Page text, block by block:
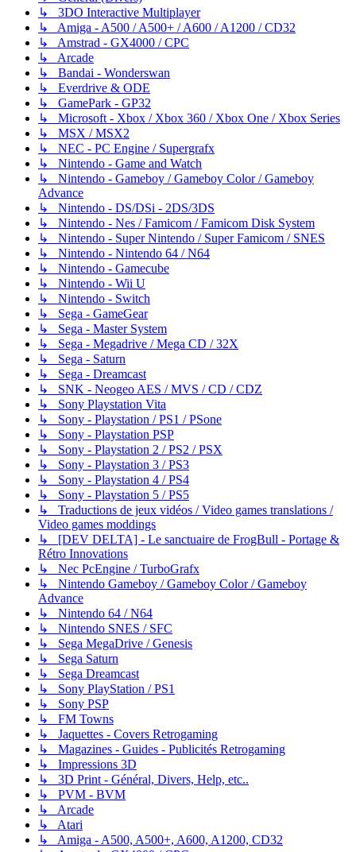
↳ 3DO Interactive Multiplayer
↳ Amiga - A500 / A500+ / A600 / A1200 / CD32
↳ Amstrad - GX4000 / CPC
↳ Arcade
↳ Bandai - Wonderswan
↳ Everdrive & ODE
↳ GamePark - GP32
↳ Microsoft - Xbox / Xbox 360 / Xbox One / Xbox Series
↳ MSX / MSX2
↳ NEC - PC Engine / Supergrafx
↳ Nintendo - Game and Watch
↳ Nintendo - Gameboy / Gameboy Color / Gameboy
Advance
↳ Nintendo - DS/DSi - 2DS/3DS
↳ Nintendo - Nes / Famicom / Famicom Disk System
↳ Nintendo - Super Nintendo / Super Famicom / SNES
↳ Nintendo - Nintendo 64 / N64
↳ Nintendo - Gamecube
↳ Nintendo - Wii U
↳ Nintendo - Switch
↳ Sega - GameGear
↳ Sega - Master System
↳ Sega - Megadrive / Mega CD / 32X
↳ Sega - Saturn
↳ Sega - Dreamcast
↳ SNK - Neogeo AES / MVS / CD / CDZ
↳ Sony Playstation Vita
↳ Sony - Playstation / PS1 / PSone
↳ Sony - Playstation PSP
↳ Sony - Playstation 2 / PS2 / PSX
↳ Sony - Playstation 3 / PS3
↳ Sony - Playstation 4 / PS4
↳ Sony - Playstation 5 / PS5
↳ Traductions de jeux vidéos / Video games translations /
Video games moddings
↳ [DEV DELTA] - Le sanctuaire de FrogBull - Portage &
Rétro Innovations
↳ Nec PcEngine / TurboGrafx
↳ Nintendo Gameboy / Gameboy Color / Gameboy
Advance
↳ Nintendo 64 / N64
↳ Nintendo SNES / SFC
↳ Sega MegaDrive / Genesis
↳ Sega Saturn
↳ Sega Dreamcast
↳ Sony PlayStation / PS1
↳ Sony PSP
↳ FM Towns
↳ Jaquettes - Covers Retrogaming
↳ Magazines - Guides - Publicités Retrogaming
↳ Impressions 3D
↳ 3D Print - Général, Divers, Help, etc..
↳ PVM - BVM
↳ Arcade
↳ Atari
↳ Amiga - A500, A500+, A600, A1200, CD32